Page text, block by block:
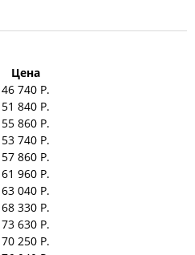
Цена
46 740 Р.
51 840 Р.
55 860 Р.
53 740 Р.
57 860 Р.
61 960 Р.
63 040 Р.
68 330 Р.
73 630 Р.
70 250 Р.